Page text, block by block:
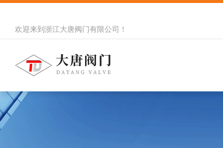
欢迎来到 浙江大唐阀门有限公司 ！